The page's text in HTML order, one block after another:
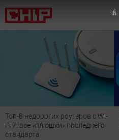
Топ-8 недорогих роутеров с Wi-
Fi 7: все «плюшки» последнего
стандарта
6